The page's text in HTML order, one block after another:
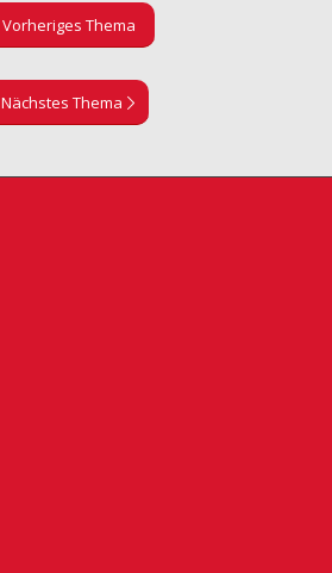
Vorheriges Thema
Nächstes Thema